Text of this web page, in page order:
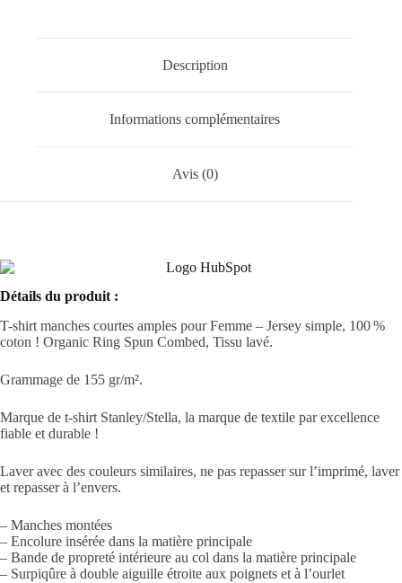
Description
Informations complémentaires
Avis (0)
Détails du produit :
T-shirt manches courtes amples pour Femme – Jersey simple, 100 %
coton ! Organic Ring Spun Combed, Tissu lavé.
Grammage de 155 gr/m².
Marque de t-shirt Stanley/Stella, la marque de textile par excellence
fiable et durable !
Laver avec des couleurs similaires, ne pas repasser sur l’imprimé, laver
et repasser à l’envers.
– Manches montées
– Encolure insérée dans la matière principale
– Bande de propreté intérieure au col dans la matière principale
– Surpiqûre à double aiguille étroite aux poignets et à l’ourlet